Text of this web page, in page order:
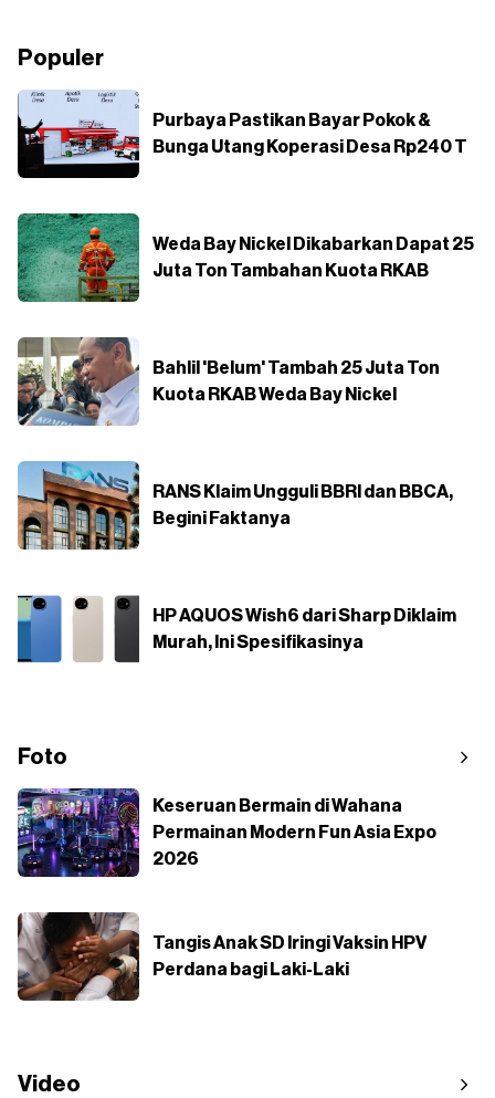
Populer
Purbaya Pastikan Bayar Pokok &
Bunga Utang Koperasi Desa Rp240 T
Weda Bay Nickel Dikabarkan Dapat 25
Juta Ton Tambahan Kuota RKAB
Bahlil 'Belum' Tambah 25 Juta Ton
Kuota RKAB Weda Bay Nickel
RANS Klaim Ungguli BBRI dan BBCA,
Begini Faktanya
HP AQUOS Wish6 dari Sharp Diklaim
Murah, Ini Spesifikasinya
Foto
Keseruan Bermain di Wahana
Permainan Modern Fun Asia Expo
2026
Tangis Anak SD Iringi Vaksin HPV
Perdana bagi Laki-Laki
Video